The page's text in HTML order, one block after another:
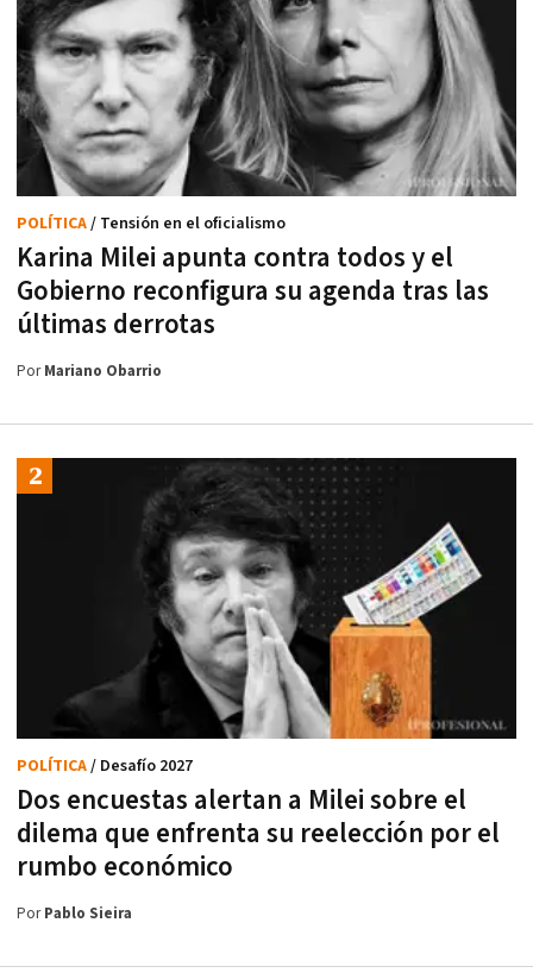
Karina Milei apunta contra todos y el
Gobierno reconfigura su agenda tras las
últimas derrotas
POLÍTICA/ Tensión en el oficialismo
PorMariano Obarrio
Dos encuestas alertan a Milei sobre el
dilema que enfrenta su reelección por el
rumbo económico
POLÍTICA/ Desafío 2027
PorPablo Sieira